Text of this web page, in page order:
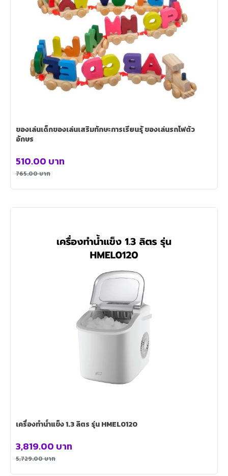
ของเล่นเด็กของเล่นเสริมทักษะการเรียนรุ้ ของเล่นรถไฟตัว
อักษร
765.00บาท
510.00 บาท
เครื่องทำน้ำแข็ง 1.3 ลิตร รุ่น HMEL0120
5,729.00บาท
3,819.00 บาท